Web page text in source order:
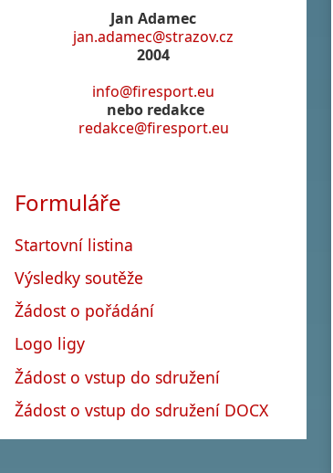
Jan Adamec
jan.adamec@strazov.cz
2004
info@firesport.eu
nebo redakce
redakce@firesport.eu
Formuláře
Startovní listina
Výsledky soutěže
Žádost o pořádání
Logo ligy
Žádost o vstup do sdružení
Žádost o vstup do sdružení DOCX